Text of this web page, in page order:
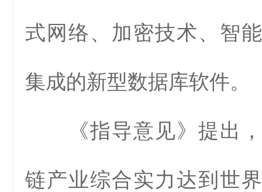
式网络、加密技术、智
集成的新型数据库软件。
《指导意见》提出，
链产业综合实力达到世